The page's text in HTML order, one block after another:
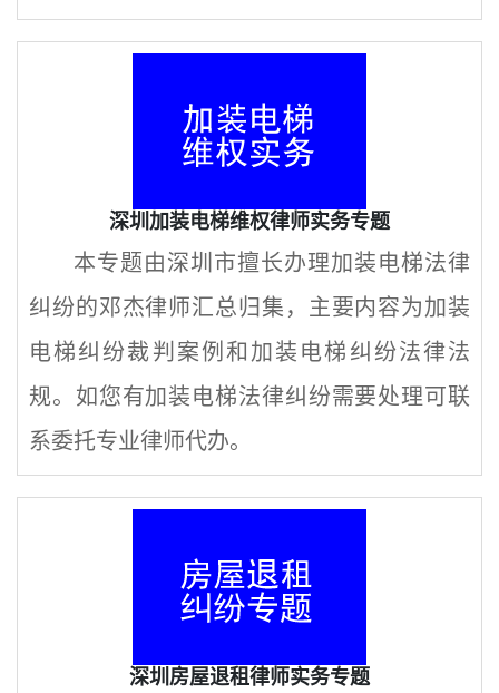
深圳加装电梯维权律师实务专题
本专题由深圳市擅长办理加装电梯法律
纠纷的邓杰律师汇总归集，主要内容为加装
电梯纠纷裁判案例和加装电梯纠纷法律法
规。如您有加装电梯法律纠纷需要处理可联
系委托专业律师代办。
深圳房屋退租律师实务专题